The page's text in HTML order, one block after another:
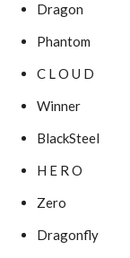
Dragon
Phantom
C L O U D
Winner
BlackSteel
H E R O
Zero
Dragonfly